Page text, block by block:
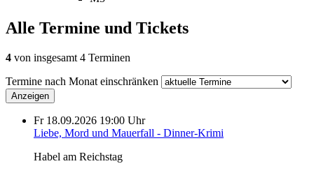
Alle Termine und Tickets
4 von insgesamt 4 Terminen
Termine nach Monat einschränken
Anzeigen
Fr 18.09.2026 19:00 Uhr
Liebe, Mord und Mauerfall - Dinner-Krimi
Habel am Reichstag